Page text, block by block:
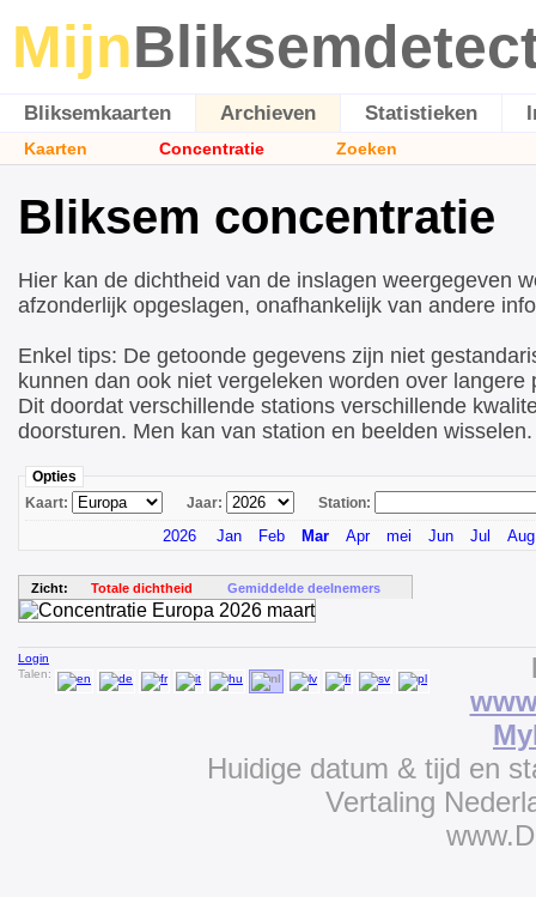
Mijn
Bliksemkaarten Archieven Statistieken
Kaarten Concentratie Zoeken
Bliksem concentratie
Hier kan de dichtheid van de inslagen weergegeven
afzonderlijk opgeslagen, onafhankelijk van andere
Enkel tips: De getoonde gegevens zijn niet
kunnen dan ook niet vergeleken worden over langere
Dit doordat verschillende stations verschillende
doorsturen. Men kan van station en beelden wisselen.
Opties
Kaart:
Jaar: Station:
2026 Jan Feb Mar Apr mei Jun Jul Aug
Zicht: Totale dichtheid Gemiddelde deelnemers
Login
Talen:
Huidige datum & tijd en
Vertaling